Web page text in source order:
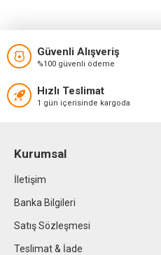
Güvenli Alışveriş
%100 güvenli ödeme
Hızlı Teslimat
1 gün içerisinde kargoda
Kurumsal
İletişim
Banka Bilgileri
Satış Sözleşmesi
Teslimat & İade